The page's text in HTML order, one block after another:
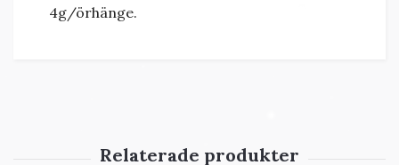
4g/örhänge.